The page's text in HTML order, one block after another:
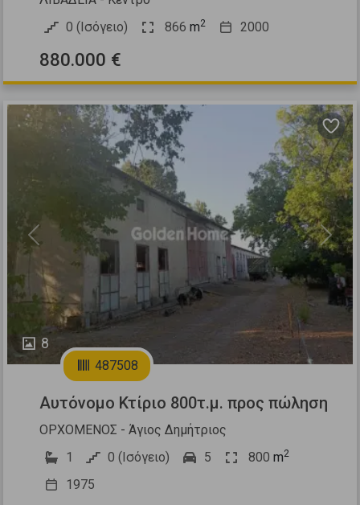
0 (Ισόγειο)
866 m2 2000
880.000 €
8
Previous Next
487508
Αυτόνομο Κτίριο 800τ.μ. προς πώληση
ΟΡΧΟΜΕΝΟΣ - Άγιος Δημήτριος
1
0 (Ισόγειο) 5 800 m2
1975